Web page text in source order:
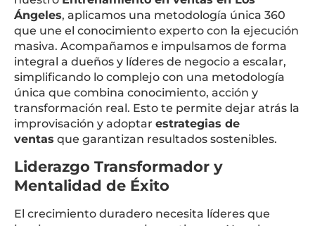
Ángeles, aplicamos una metodología única 360
que une el conocimiento experto con la ejecución
masiva. Acompañamos e impulsamos de forma
integral a dueños y líderes de negocio a escalar,
simplificando lo complejo con una metodología
única que combina conocimiento, acción y
transformación real. Esto te permite dejar atrás la
improvisación y adoptar estrategias de
ventas que garantizan resultados sostenibles.
Liderazgo Transformador y
Mentalidad de Éxito
El crecimiento duradero necesita líderes que